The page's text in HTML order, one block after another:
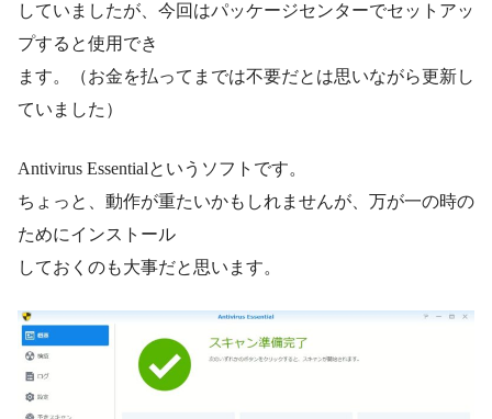
していましたが、今回はパッケージセンターでセットアッ
プすると使用でき
ます。（お金を払ってまでは不要だとは思いながら更新し
ていました）
Antivirus Essentialというソフトです。
ちょっと、動作が重たいかもしれませんが、万が一の時の
ためにインストール
しておくのも大事だと思います。